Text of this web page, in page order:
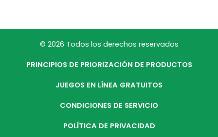
© 2026 Todos los derechos reservados
PRINCIPIOS DE PRIORIZACIÓN DE PRODUCTOS
JUEGOS EN LÍNEA GRATUITOS
CONDICIONES DE SERVICIO
POLÍTICA DE PRIVACIDAD